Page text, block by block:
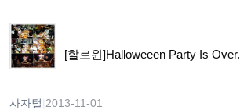
[할로윈]Halloweeen Party Is Over.
사자털 2013-11-01